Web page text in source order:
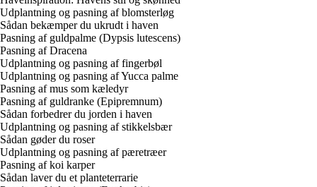
Udplantning og pasning af blomsterløg
Sådan bekæmper du ukrudt i haven
Pasning af guldpalme (Dypsis lutescens)
Pasning af Dracena
Udplantning og pasning af fingerbøl
Udplantning og pasning af Yucca palme
Pasning af mus som kæledyr
Pasning af guldranke (Epipremnum)
Sådan forbedrer du jorden i haven
Udplantning og pasning af stikkelsbær
Sådan gøder du roser
Udplantning og pasning af pæretræer
Pasning af koi karper
Sådan laver du et planteterrarie